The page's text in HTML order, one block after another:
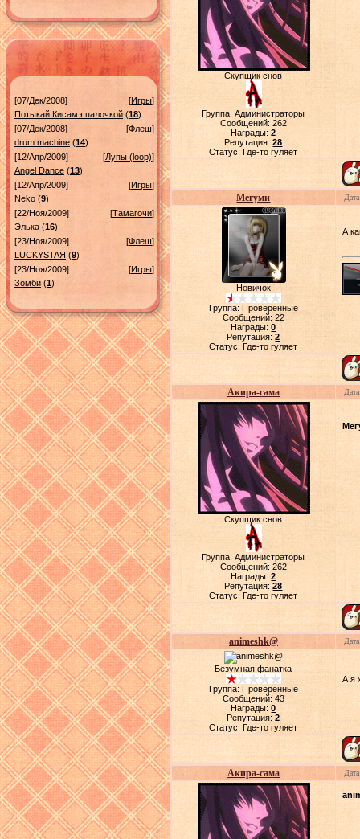
[07/Дек/2008] [Игры]
Потыкай Кисамэ палочкой (18)
[07/Дек/2008]
[Флеш]
drum machine (14)
[12/Апр/2009]
[Лупы (loop)]
Angel Dance (13)
[12/Апр/2009]
[Игры]
Neko (9)
[22/Ноя/2009]
[Тамагочи]
Элька (16)
[23/Ноя/2009]
[Флеш]
LUСKYSTAЯ (9)
[23/Ноя/2009]
[Игры]
Зомби (1)
Скупщик снов
Группа: Администраторы
Сообщений: 262
Награды:2
Репутация:28
Статус:Где-то гуляет
Мегуми
Новичок
Группа: Проверенные
Сообщений: 22
Награды:0
Репутация:2
Статус:Где-то гуляет
А
Акира-сама
Скупщик снов
Группа: Администраторы
Сообщений: 262
Награды:2
Репутация:28
Статус:Где-то гуляет
animeshk@
Безумная фанатка
Группа: Проверенные
Сообщений: 43
Награды:0
Репутация:2
Статус:Где-то гуляет
А я
Акира-сама